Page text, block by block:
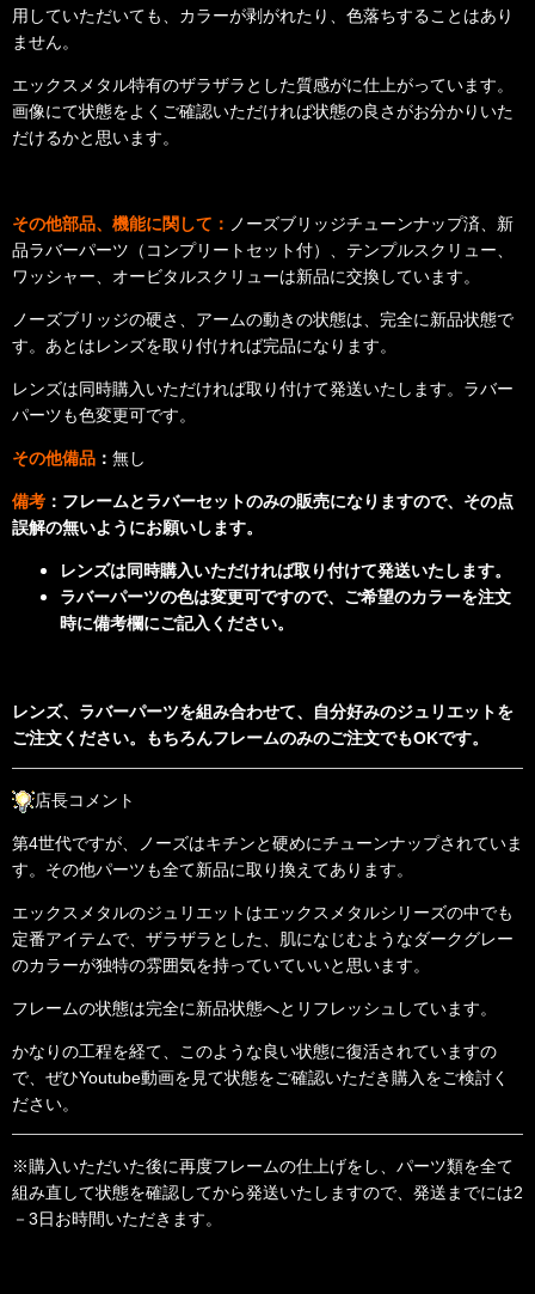
用していただいても、カラーが剥がれたり、色落ちすることはあり
ません。
エックスメタル特有のザラザラとした質感がに仕上がっています。
画像にて状態をよくご確認いただければ状態の良さがお分かりいた
だけるかと思います。
その他部品、機能に関して： ノーズブリッジチューンナップ済、新
品ラバーパーツ（コンプリートセット付）、テンプルスクリュー、
ワッシャー、オービタルスクリューは新品に交換しています。
ノーズブリッジの硬さ、アームの動きの状態は、完全に新品状態で
す。 あとはレンズを取り付ければ完品になります。
レンズは同時購入いただければ取り付けて発送いたします。ラバー
パーツも色変更可です。
その他備品 ： 無し
備考 ：フレームとラバーセットのみの販売になりますので、その点
誤解の無いようにお願いします。
レンズは同時購入いただければ取り付けて発送いたします。
ラバーパーツの色は変更可ですので、ご希望のカラーを注文
時に備考欄にご記入ください。
レンズ、ラバーパーツを組み合わせて、自分好みのジュリエットを
ご注文ください。もちろんフレームのみのご注文でもOKです。
店長コメント
第4世代ですが、ノーズはキチンと硬めにチューンナップされていま
す。その他パーツも全て新品に取り換えてあります。
エックスメタルのジュリエットはエックスメタルシリーズの中でも
定番アイテムで、ザラザラとした、肌になじむようなダークグレー
のカラーが独特の雰囲気を持っていていいと思います。
フレームの状態は完全に新品状態へとリフレッシュしています。
かなりの工程を経て、このような良い状態に復活されていますの
で、ぜひYoutube動画を見て状態をご確認いただき購入をご検討く
ださい。
※購入いただいた後に再度フレームの仕上げをし、パーツ類を全て
組み直して状態を確認してから発送いたしますので、発送までには2
－3日お時間いただきます。